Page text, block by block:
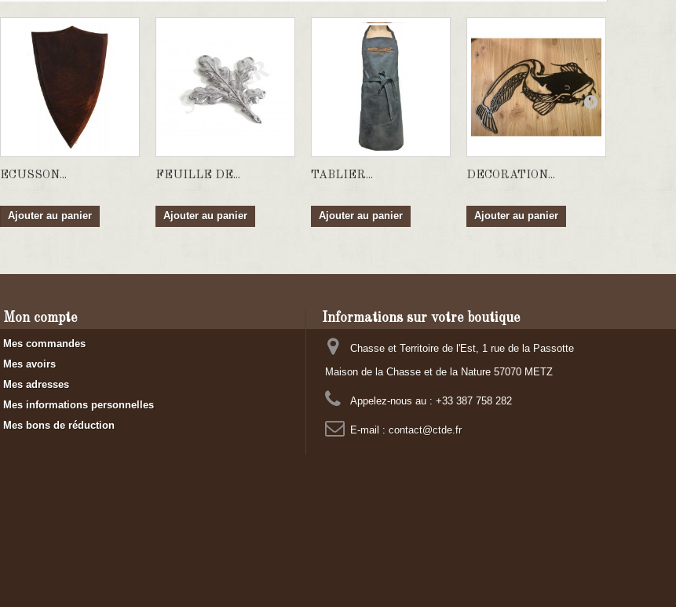
ECUSSON...
Ajouter au panier
FEUILLE DE...
Ajouter au panier
TABLIER...
Ajouter au panier
DECORATION...
Ajouter au panier
Mon compte
Mes commandes
Mes avoirs
Mes adresses
Mes informations personnelles
Mes bons de réduction
Informations sur votre boutique
Chasse et Territoire de l'Est, 1 rue de la Passotte
Maison de la Chasse et de la Nature 57070 METZ
Appelez-nous au : +33 387 758 282
E-mail : contact@ctde.fr